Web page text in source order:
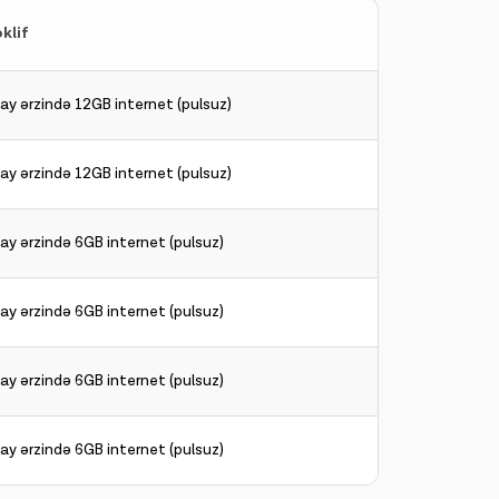
ərzində 12GB internet (pulsuz)
ərzində 12GB internet (pulsuz)
ərzində 6GB internet (pulsuz)
ərzində 6GB internet (pulsuz)
ərzində 6GB internet (pulsuz)
ərzində 6GB internet (pulsuz)